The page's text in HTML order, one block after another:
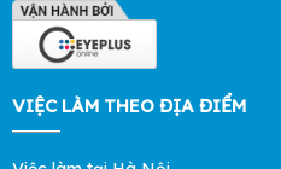
VIỆC LÀM THEO ĐỊA ĐIỂM